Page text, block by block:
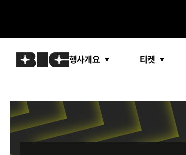
행사개요 티켓